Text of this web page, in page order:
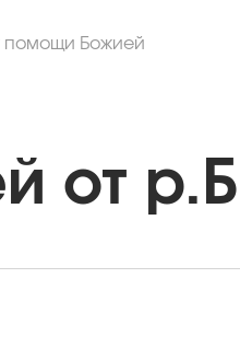
помощи Божией